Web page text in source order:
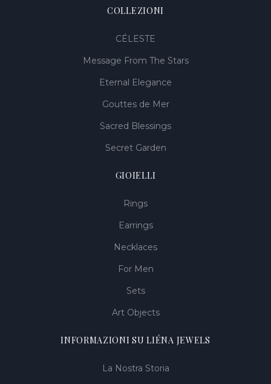
COLLEZIONI
CÉLESTE
Message From The Stars
Eternal Elegance
Gouttes de Mer
Sacred Blessings
Secret Garden
GIOIELLI
Rings
Earrings
Necklaces
For Men
Sets
Art Objects
INFORMAZIONI SU LIÉNA JEWELS
La Nostra Storia